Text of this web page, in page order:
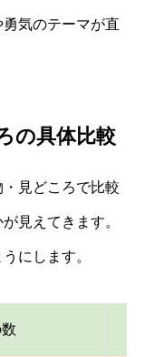
気のテーマが直
の具体比較
見どころで比較
見えてきます。
にします。